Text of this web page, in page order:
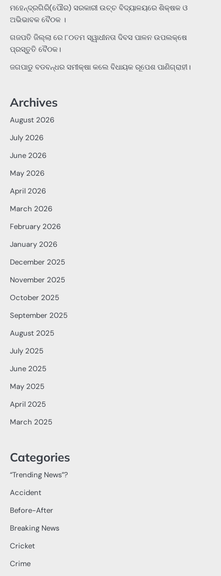
ମହେନ୍ଦ୍ରଗିରି(ପୌର) ସରକାରୀ ଉଚ୍ଚ ବିଦ୍ୟାଳୟରେ ଶିକ୍ଷକ ଓ
ଅଭିଭାବକ ବୈଠକ ।
ଗଜପତି ଜିଲ୍ଲା ରେ ୮୦ତମ ସ୍ୱାଧୀନତା ଦିବସ ପାଳନ ଉପଲକ୍ଷେ
ପ୍ରସ୍ତୁତି ବୈଠକ।
ଜଗପାଡୁ ବଡବନ୍ଧର ସମୀକ୍ଷା କଲେ ବିଧାୟକ ରୂପେଶ ପାଣିଗ୍ରାହୀ।
Archives
August 2026
July 2026
June 2026
May 2026
April 2026
March 2026
February 2026
January 2026
December 2025
November 2025
October 2025
September 2025
August 2025
July 2025
June 2025
May 2025
April 2025
March 2025
Categories
“Trending News”?
Accident
Before-After
Breaking News
Cricket
Crime